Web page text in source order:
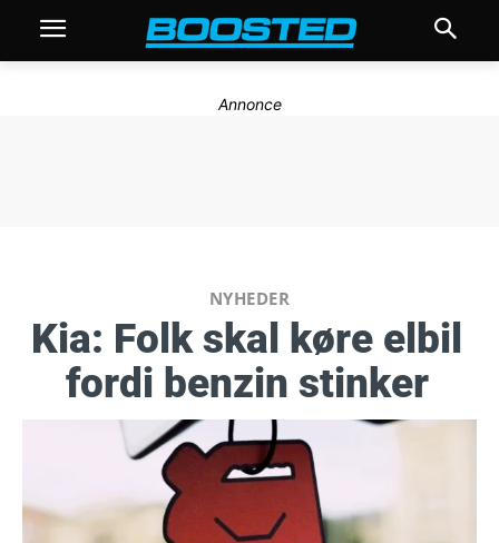
Annonce
NYHEDER
Kia: Folk skal køre elbil
fordi benzin stinker